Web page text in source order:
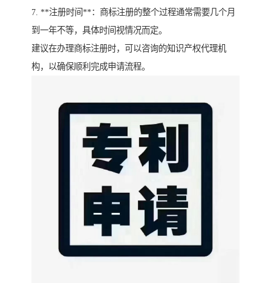
7. **注册时间**：商标注册的整个过程通常需要几个月
到一年不等，具体时间视情况而定。
建议在办理商标注册时，可以咨询的知识产权代理机
构，以确保顺利完成申请流程。